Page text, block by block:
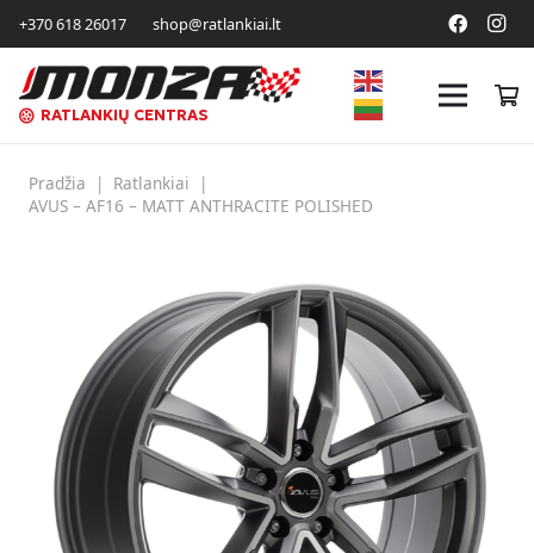
+370 618 26017 shop@ratlankiai.lt
RATLANKIŲ CENTRAS
Pradžia | Ratlankiai
|
AVUS – AF16 – MATT ANTHRACITE POLISHED